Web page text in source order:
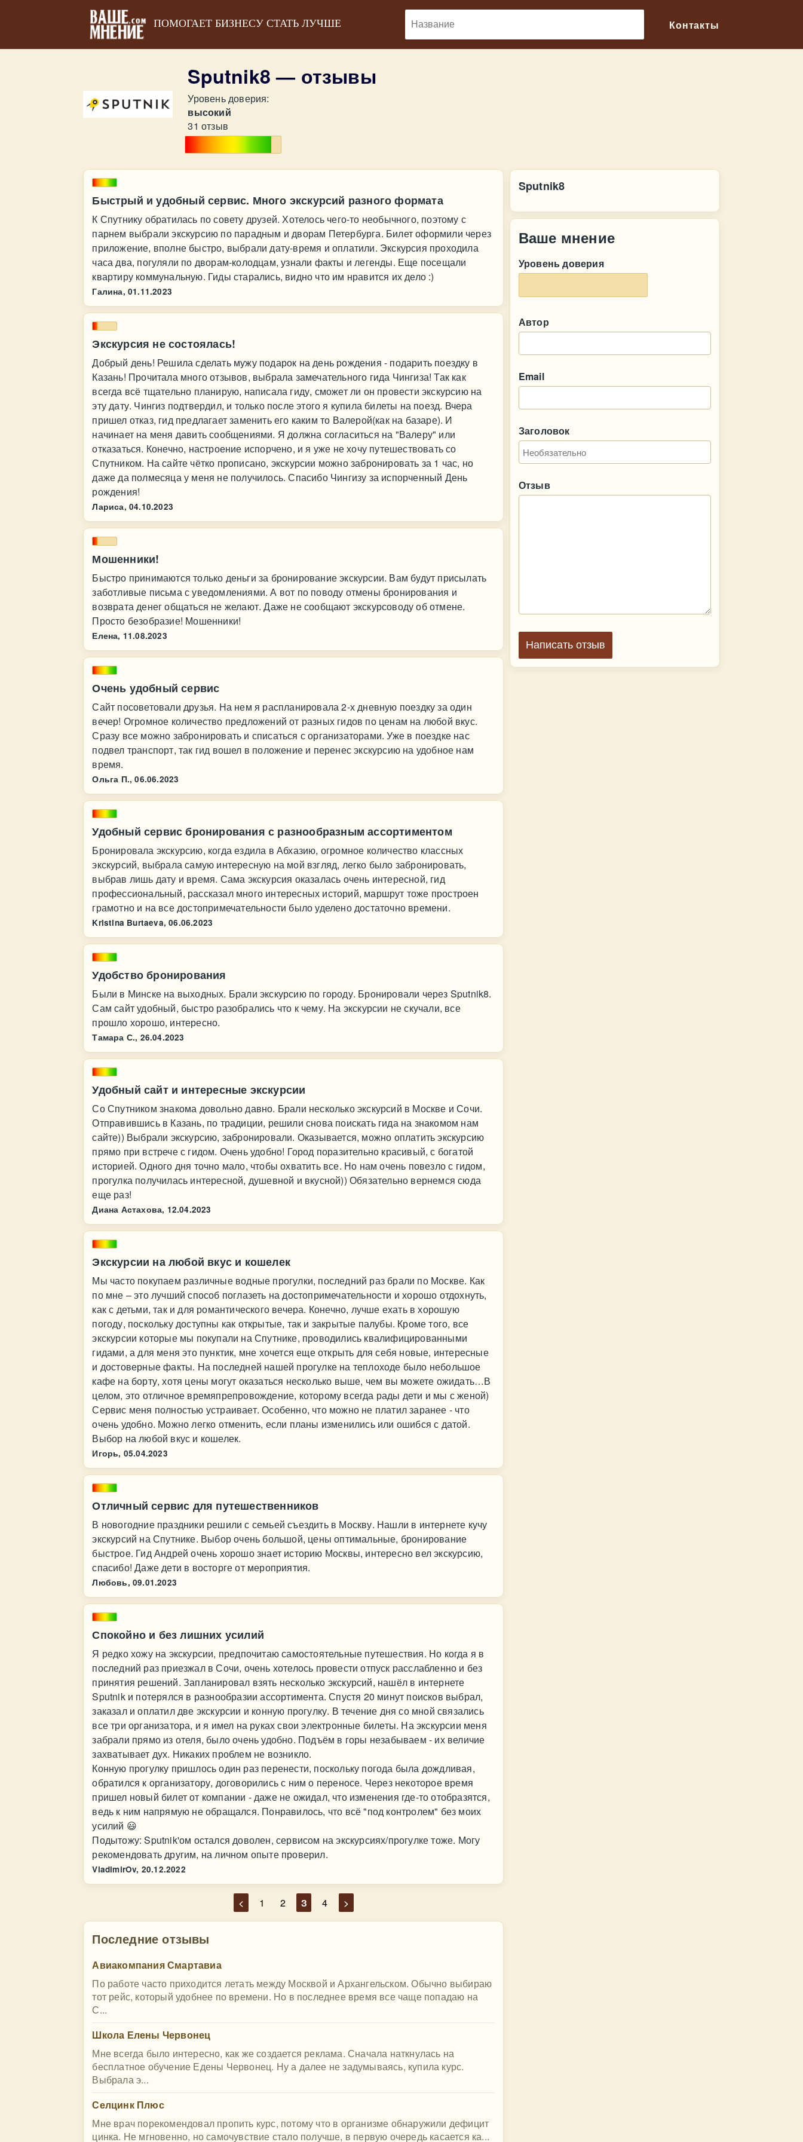
ПОМОГАЕТ БИЗНЕСУ СТАТЬ ЛУЧШЕ Контакты
Sputnik8 — отзывы
Уровень доверия:
высокий
31 отзыв
Быстрый и удобный сервис. Много экскурсий разного формата
К Спутнику обратилась по совету друзей. Хотелось чего-то необычного, поэтому с
парнем выбрали экскурсию по парадным и дворам Петербурга. Билет оформили через
приложение, вполне быстро, выбрали дату-время и оплатили. Экскурсия проходила
часа два, погуляли по дворам-колодцам, узнали факты и легенды. Еще посещали
квартиру коммунальную. Гиды старались, видно что им нравится их дело :)
Галина, 01.11.2023
Экскурсия не состоялась!
Добрый день! Решила сделать мужу подарок на день рождения - подарить поездку в
Казань! Прочитала много отзывов, выбрала замечательного гида Чингиза! Так как
всегда всё тщательно планирую, написала гиду, сможет ли он провести экскурсию на
эту дату. Чингиз подтвердил, и только после этого я купила билеты на поезд. Вчера
пришел отказ, гид предлагает заменить его каким то Валерой(как на базаре). И
начинает на меня давить сообщениями. Я должна согласиться на "Валеру" или
отказаться. Конечно, настроение испорчено, и я уже не хочу путешествовать со
Спутником. На сайте чётко прописано, экскурсии можно забронировать за 1 час, но
даже да полмесяца у меня не получилось. Спасибо Чингизу за испорченный День
рождения!
Лариса, 04.10.2023
Мошенники!
Быстро принимаются только деньги за бронирование экскурсии. Вам будут присылать
заботливые письма с уведомлениями. А вот по поводу отмены бронирования и
возврата денег общаться не желают. Даже не сообщают экскурсоводу об отмене.
Просто безобразие! Мошенники!
Елена, 11.08.2023
Очень удобный сервис
Сайт посоветовали друзья. На нем я распланировала 2-х дневную поездку за один
вечер! Огромное количество предложений от разных гидов по ценам на любой вкус.
Сразу все можно забронировать и списаться с организаторами. Уже в поездке нас
подвел транспорт, так гид вошел в положение и перенес экскурсию на удобное нам
время.
Ольга П., 06.06.2023
Удобный сервис бронирования с разнообразным ассортиментом
Бронировала экскурсию, когда ездила в Абхазию, огромное количество классных
экскурсий, выбрала самую интересную на мой взгляд, легко было забронировать,
выбрав лишь дату и время. Сама экскурсия оказалась очень интересной, гид
профессиональный, рассказал много интересных историй, маршрут тоже простроен
грамотно и на все достопримечательности было уделено достаточно времени.
Kristina Burtaeva, 06.06.2023
Удобство бронирования
Были в Минске на выходных. Брали экскурсию по городу. Бронировали через Sputnik8.
Сам сайт удобный, быстро разобрались что к чему. На экскурсии не скучали, все
прошло хорошо, интересно.
Тамара С., 26.04.2023
Удобный сайт и интересные экскурсии
Со Спутником знакома довольно давно. Брали несколько экскурсий в Москве и Сочи.
Отправившись в Казань, по традиции, решили снова поискать гида на знакомом нам
сайте)) Выбрали экскурсию, забронировали. Оказывается, можно оплатить экскурсию
прямо при встрече с гидом. Очень удобно! Город поразительно красивый, с богатой
историей. Одного дня точно мало, чтобы охватить все. Но нам очень повезло с гидом,
прогулка получилась интересной, душевной и вкусной)) Обязательно вернемся сюда
еще раз!
Диана Астахова, 12.04.2023
Экскурсии на любой вкус и кошелек
Мы часто покупаем различные водные прогулки, последний раз брали по Москве. Как
по мне – это лучший способ поглазеть на достопримечательности и хорошо отдохнуть,
как с детьми, так и для романтического вечера. Конечно, лучше ехать в хорошую
погоду, поскольку доступны как открытые, так и закрытые палубы. Кроме того, все
экскурсии которые мы покупали на Спутнике, проводились квалифицированными
гидами, а для меня это пунктик, мне хочется еще открыть для себя новые, интересные
и достоверные факты. На последней нашей прогулке на теплоходе было небольшое
кафе на борту, хотя цены могут оказаться несколько выше, чем вы можете ожидать…В
целом, это отличное времяпрепровождение, которому всегда рады дети и мы с женой)
Сервис меня полностью устраивает. Особенно, что можно не платил заранее - что
очень удобно. Можно легко отменить, если планы изменились или ошибся с датой.
Выбор на любой вкус и кошелек.
Игорь, 05.04.2023
Отличный сервис для путешественников
В новогодние праздники решили с семьей съездить в Москву. Нашли в интернете кучу
экскурсий на Спутнике. Выбор очень большой, цены оптимальные, бронирование
быстрое. Гид Андрей очень хорошо знает историю Москвы, интересно вел экскурсию,
спасибо! Даже дети в восторге от мероприятия.
Любовь, 09.01.2023
Спокойно и без лишних усилий
Я редко хожу на экскурсии, предпочитаю самостоятельные путешествия. Но когда я в
последний раз приезжал в Сочи, очень хотелось провести отпуск расслабленно и без
принятия решений. Запланировал взять несколько экскурсий, нашёл в интернете
Sputnik и потерялся в разнообразии ассортимента. Спустя 20 минут поисков выбрал,
заказал и оплатил две экскурсии и конную прогулку. В течение дня со мной связались
все три организатора, и я имел на руках свои электронные билеты. На экскурсии меня
забрали прямо из отеля, было очень удобно. Подъём в горы незабываем - их величие
захватывает дух. Никаких проблем не возникло.
Конную прогулку пришлось один раз перенести, поскольку погода была дождливая,
обратился к организатору, договорились с ним о переносе. Через некоторое время
пришел новый билет от компании - даже не ожидал, что изменения где-то отобразятся,
ведь к ним напрямую не обращался. Понравилось, что всё "под контролем" без моих
усилий 😃
Подытожу: Sputnik'ом остался доволен, сервисом на экскурсиях/прогулке тоже. Могу
рекомендовать другим, на личном опыте проверил.
VladimirOv, 20.12.2022
< 1 2 3 4 >
Последние отзывы
Авиакомпания Смартавиа
По работе часто приходится летать между Москвой и Архангельском. Обычно выбираю
тот рейс, который удобнее по времени. Но в последнее время все чаще попадаю на
С...
Школа Елены Червонец
Мне всегда было интересно, как же создается реклама. Сначала наткнулась на
бесплатное обучение Едены Червонец. Ну а далее не задумываясь, купила курс.
Выбрала э...
Селцинк Плюс
Мне врач порекомендовал пропить курс, потому что в организме обнаружили дефицит
цинка. Не мгновенно, но самочувствие стало получше, в первую очередь касается ка...
Sputnik8
Ваше мнение
Уровень доверия
Автор
Email
Заголовок
Отзыв
Написать отзыв